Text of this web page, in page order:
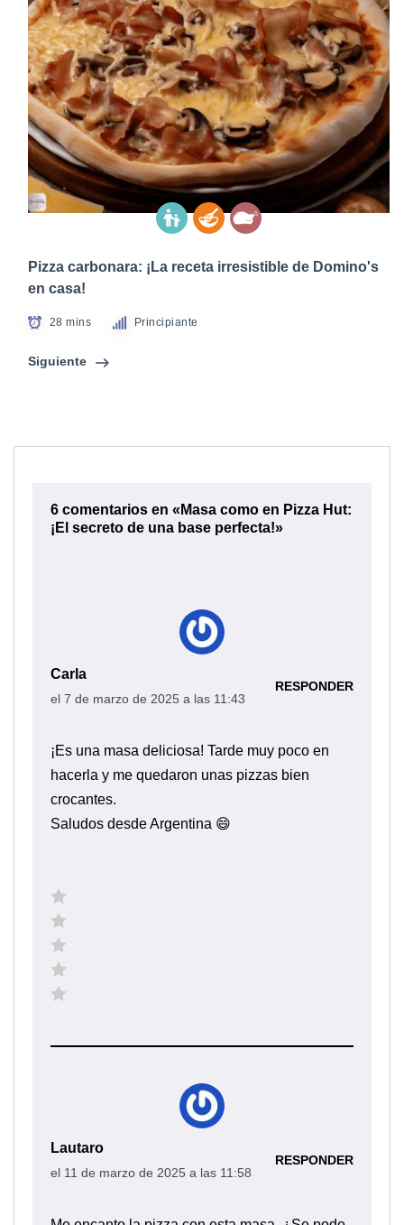
Pizza carbonara: ¡La receta irresistible de Domino's
en casa!
28 mins Principiante
Siguiente
6 comentarios en «Masa como en Pizza Hut:
¡El secreto de una base perfecta!»
Carla
el 7 de marzo de 2025 a las 11:43
RESPONDER
¡Es una masa deliciosa! Tarde muy poco en
hacerla y me quedaron unas pizzas bien
crocantes.
Saludos desde Argentina 😄
Lautaro
el 11 de marzo de 2025 a las 11:58
RESPONDER